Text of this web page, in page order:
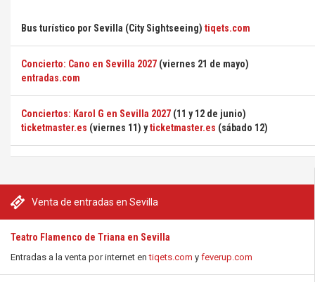
Venta de entradas en Sevilla
Teatro Flamenco de Triana en Sevilla
Entradas a la venta por internet entiqets.com y feverup.com
Bus turístico por Sevilla (City Sightseeing) tiqets.com
Concierto: Cano en Sevilla 2027 (viernes 21 de mayo)
entradas.com
Conciertos: Karol G en Sevilla 2027 (11 y 12 de junio)
ticketmaster.es (viernes 11) yticketmaster.es (sábado 12)